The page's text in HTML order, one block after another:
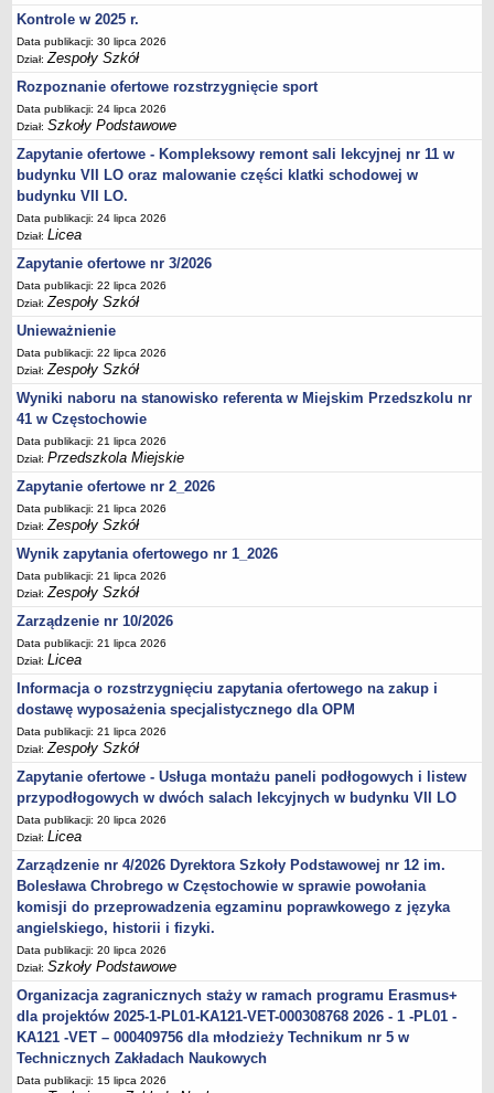
Deklaracja dostępności
DEKLARACJA DOSTĘPNOŚCI
OŚWIADCZENIA MAJĄTKOWE
PONOWNE WYKORZYSTYWANIE
UDOSTĘPNIANIE INFORMACJI PUBLICZNEJ
OCHRONA DANYCH OSOBOWYCH
Kontrole w 2025 r.
Data publikacji: 30 lipca 2026
Dział:Zespoły Szkół
Rozpoznanie ofertowe rozstrzygnięcie sport
Data publikacji: 24 lipca 2026
Dział:Szkoły Podstawowe
Zapytanie ofertowe - Kompleksowy remont sali lekcyjnej nr 11 w
budynku VII LO oraz malowanie części klatki schodowej w
budynku VII LO.
Data publikacji: 24 lipca 2026
Dział:Licea
Zapytanie ofertowe nr 3/2026
Data publikacji: 22 lipca 2026
Dział:Zespoły Szkół
Unieważnienie
Data publikacji: 22 lipca 2026
Dział:Zespoły Szkół
Wyniki naboru na stanowisko referenta w Miejskim Przedszkolu nr
41 w Częstochowie
Data publikacji: 21 lipca 2026
Dział:Przedszkola Miejskie
Zapytanie ofertowe nr 2_2026
Data publikacji: 21 lipca 2026
Dział:Zespoły Szkół
Wynik zapytania ofertowego nr 1_2026
Data publikacji: 21 lipca 2026
Dział:Zespoły Szkół
Zarządzenie nr 10/2026
Data publikacji: 21 lipca 2026
Dział:Licea
Informacja o rozstrzygnięciu zapytania ofertowego na zakup i
dostawę wyposażenia specjalistycznego dla OPM
Data publikacji: 21 lipca 2026
Dział:Zespoły Szkół
Zapytanie ofertowe - Usługa montażu paneli podłogowych i listew
przypodłogowych w dwóch salach lekcyjnych w budynku VII LO
Data publikacji: 20 lipca 2026
Dział:Licea
Zarządzenie nr 4/2026 Dyrektora Szkoły Podstawowej nr 12 im.
Bolesława Chrobrego w Częstochowie w sprawie powołania
komisji do przeprowadzenia egzaminu poprawkowego z języka
angielskiego, historii i fizyki.
Data publikacji: 20 lipca 2026
Dział:Szkoły Podstawowe
Organizacja zagranicznych staży w ramach programu Erasmus+
dla projektów 2025-1-PL01-KA121-VET-000308768 2026 - 1 -PL01 -
KA121 -VET – 000409756 dla młodzieży Technikum nr 5 w
Technicznych Zakładach Naukowych
Data publikacji: 15 lipca 2026